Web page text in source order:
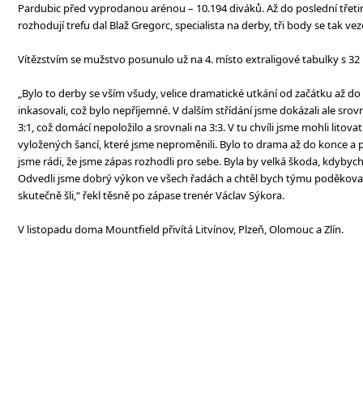
Pardubic před vyprodanou arénou – 10.194 diváků. Až do poslední
rozhodují trefu dal Blaž Gregorc, specialista na derby, tři body se tak
Vítězstvím se mužstvo posunulo už na 4. místo extraligové tabulky s
„Bylo to derby se vším všudy, velice dramatické utkání od začátku až
inkasovali, což bylo nepříjemné. V dalším střídání jsme dokázali ale
3:1, což domácí nepoložilo a srovnali na 3:3. V tu chvíli jsme mohli
vyložených šancí, které jsme neproměnili. Bylo to drama až do konce a
jsme rádi, že jsme zápas rozhodli pro sebe. Byla by velká škoda,
Odvedli jsme dobrý výkon ve všech řadách a chtěl bych týmu
skutečně šli,“ řekl těsně po zápase trenér Václav Sýkora.
V listopadu doma Mountfield přivítá Litvínov, Plzeň, Olomouc a Zlín.